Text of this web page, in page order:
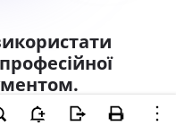
користувачам
та отримайте